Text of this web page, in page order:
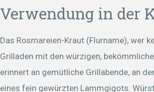
Verwendung in der
Das Rosmareien-Kraut (Flurname), wer
Grilladen mit den würzigen,
erinnert an gemütliche Grillabende, an
eines fein gewürzten Lammgigots.